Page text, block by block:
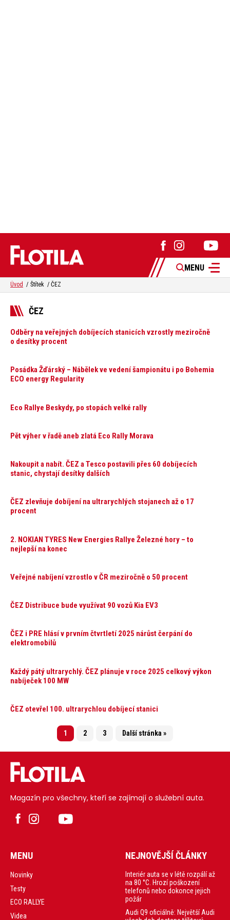
MENU
Úvod Štítek ČEZ
ČEZ
Odběry na veřejných dobíjecích stanicích vzrostly meziročně
o desítky procent
Posádka Žďárský – Nábělek ve vedení šampionátu i po Bohemia
ECO energy Regularity
Eco Rallye Beskydy, po stopách velké rally
Pět výher v řadě aneb zlatá Eco Rally Morava
Nakoupit a nabít. ČEZ a Tesco postavili přes 60 dobíjecích
stanic, chystají desítky dalších
ČEZ zlevňuje dobíjení na ultrarychlých stojanech až o 17
procent
2. NOKIAN TYRES New Energies Rallye Železné hory – to
nejlepší na konec
Veřejné nabíjení vzrostlo v ČR meziročně o 50 procent
ČEZ Distribuce bude využívat 90 vozů Kia EV3
ČEZ i PRE hlásí v prvním čtvrtletí 2025 nárůst čerpání do
elektromobilů
Každý pátý ultrarychlý. ČEZ plánuje v roce 2025 celkový výkon
nabíječek 100 MW
ČEZ otevřel 100. ultrarychlou dobíjecí stanici
1 2 3 Další stránka »
Magazín pro všechny, kteří se zajímají o služební auta.
MENU
Novinky
Testy
ECO RALLYE
Videa
NEJNOVĚJŠÍ ČLÁNKY
Interiér auta se v létě rozpálí až
na 80 °C. Hrozí poškození
telefonů nebo dokonce jejich
požár
Audi Q9 oficiálně: Největší Audi